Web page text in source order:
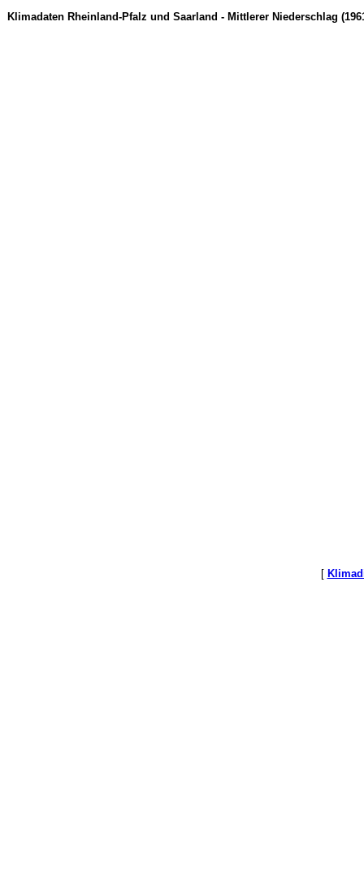
Klimadaten Rheinland-Pfalz und Saarland - Mittlerer Niederschlag
[